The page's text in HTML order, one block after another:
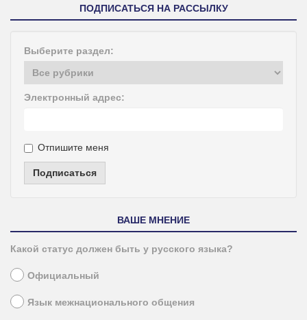
ПОДПИСАТЬСЯ НА РАССЫЛКУ
Выберите раздел:
Электронный адрес:
Отпишите меня
Подписаться
ВАШЕ МНЕНИЕ
Какой статус должен быть у русского языка?
Официальный
Язык межнационального общения